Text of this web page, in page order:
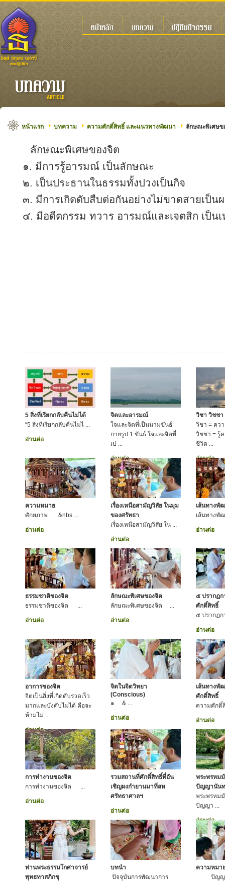
หน้าแรก บทความ ความศักดิ์สิทธิ์ และแนวทางพัฒนา ลักษณะพิเศษข
ลักษณะพิเศษของจิต
๑. มีการรู้อารมณ์ เป็นลักษณะ
๒. เป็นประธานในธรรมทั้งปวงเป็
๓. มีการเกิดดับสืบต่อกันอย่างไม่ขา
๔. มีอดีตกรรม ทวาร อารมณ์และเจตสิก เป็น
5 สิ่งที่เรียกกลับคืนไม่ได้
“5 สิ่งที่เรียกกลับคืนไม่ไ ...
อ่านต่อ
จิตและอารมณ์
ใจและจิตที่เป็นนามขันธ์
กายรูป 1 ขันธ์ ใจและจิตที่
เป ...
อ่านต่อ
วิชา วิชชา
วิชา = คว
วิชชา = รู้
ชีวิต ...
อ่านต่อ
ความหมาย
ศักยภาพ &nbs ...
อ่านต่อ
เรื่องเหนือสามัญวิสัย ในมุม
ของศรัทธา
เรื่องเหนือสามัญวิสัย ใน ...
อ่านต่อ
เส้นทางพั
เส้นทาง
อ่านต่อ
ธรรมชาติของจิต
ธรรมชาติของจิต ...
อ่านต่อ
ลักษณะพิเศษของจิต
ลักษณะพิเศษของจิต ...
อ่านต่อ
๕ ปรากฏ
ศักดิ์สิทธิ์
๕ ปรากฏก
อ่านต่อ
อาการของจิต
จิตเป็นสิ่งที่เกิดดับรวดเร็ว
มากและบังคับไม่ได้ คือจะ
ห้ามไม่ ...
อ่านต่อ
จิตในจิตวิทยา
(Conscious)
๑ & ...
อ่านต่อ
เส้นทางพั
ศักดิ์สิทธิ์
ความศักดิ์
อ่านต่อ
การทำงานของจิต
การทำงานของจิต ...
อ่านต่อ
รวมสถานที่ศักดิ์สิทธิ์ที่อัน
เชิญผงกำยานมาที่สห
ศรัทธาศาลฯ
อ่านต่อ
พระพรหม
ปัญญานัน
พระพรหม
ปัญญา ...
อ่านต่อ
ท่านพระธรรมโกศาจารย์
พุทธทาสภิกขุ
บทนำ
ปัจจุบันการพัฒนาการ
ความหมา
ปัญญา